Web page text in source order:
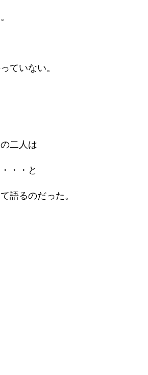
ていない。
二人は
・・と
語るのだった。